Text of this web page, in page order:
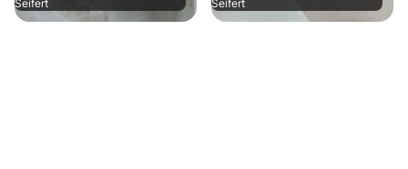
Seifert
Seifert